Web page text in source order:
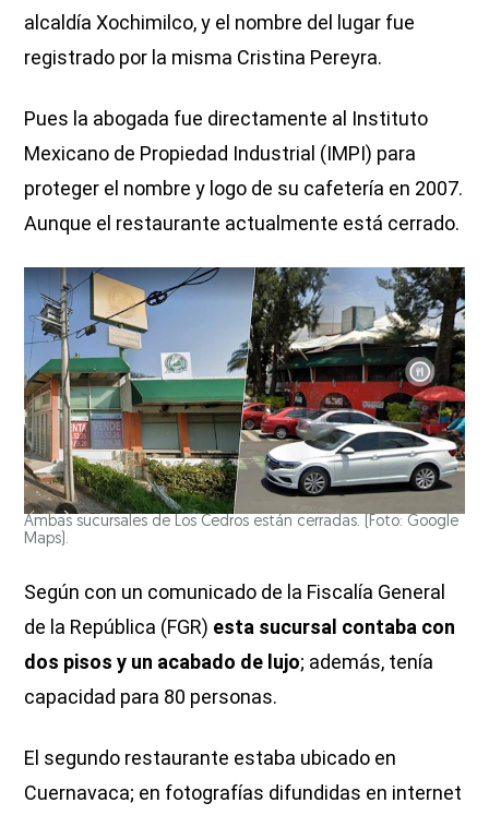
alcaldía Xochimilco, y el nombre del lugar fue
registrado por la misma Cristina Pereyra.
Pues la abogada fue directamente al Instituto
Mexicano de Propiedad Industrial (IMPI) para
proteger el nombre y logo de su cafetería en 2007.
Aunque el restaurante actualmente está cerrado.
Ambas sucursales de Los Cedros están cerradas. (Foto: Google
Maps).
Según con un comunicado de la Fiscalía General
de la República (FGR) esta sucursal contaba con
dos pisos y un acabado de lujo; además, tenía
capacidad para 80 personas.
El segundo restaurante estaba ubicado en
Cuernavaca; en fotografías difundidas en internet